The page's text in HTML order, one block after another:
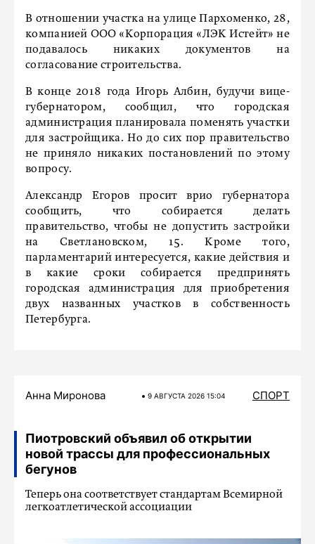
В отношении участка на улице Пархоменко, 28,
компанией ООО «Корпорация «ЛЭК Истейт» не
подавалось никаких документов на
согласование строительства.
В конце 2018 года Игорь Албин, будучи вице-
губернатором, сообщил, что городская
администрация планировала поменять участки
для застройщика. Но до сих пор правительство
не приняло никаких постановлений по этому
вопросу.
Александр Егоров просит врио губернатора
сообщить, что собирается делать
правительство, чтобы не допустить застройки
на Светлановском, 15. Кроме того,
парламентарий интересуется, какие действия и
в какие сроки собирается предпринять
городская администрация для приобретения
двух названных участков в собственность
Петербурга.
Анна Миронова 9 АВГУСТА 2026 15:04 СПОРТ
Пиотровский объявил об открытии
новой трассы для профессиональных
бегунов
Теперь она соответствует стандартам Всемирной
легкоатлетической ассоциации